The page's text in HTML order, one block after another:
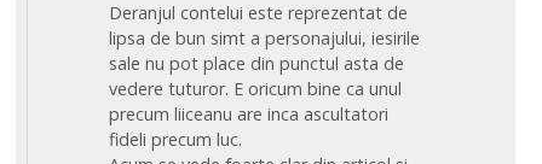
Deranjul contelui este reprezentat de
lipsa de bun simt a personajului, iesirile
sale nu pot place din punctul asta de
vedere tuturor. E oricum bine ca unul
precum liiceanu are inca ascultatori
fideli precum luc.